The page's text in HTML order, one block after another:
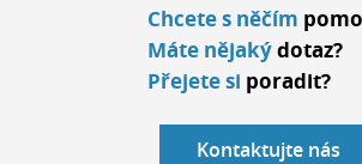
Chcete s něčím
Máte nějakýdotaz?
Přejete si poradit?
Kontaktujte nás